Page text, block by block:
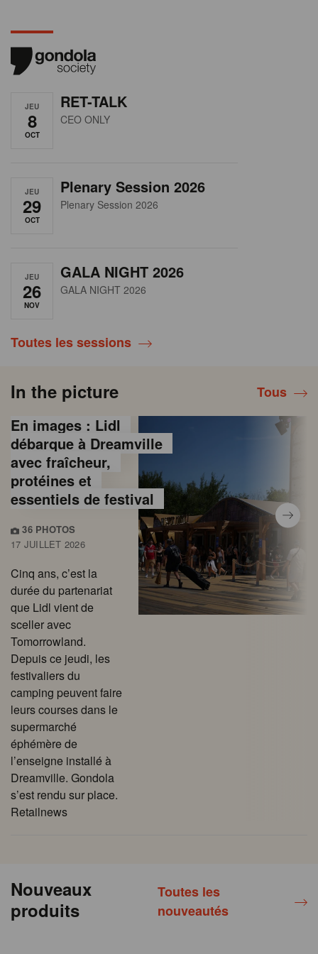
JEU
8
OCT
RET-TALK
CEO ONLY
JEU
29
OCT
Plenary Session 2026
Plenary Session 2026
JEU
26
NOV
GALA NIGHT 2026
GALA NIGHT 2026
Toutes les sessions
In the picture Tous
En images : Lidl
débarque à Dreamville
avec fraîcheur,
protéines et
essentiels de festival
36 PHOTOS
17 JUILLET 2026
Cinq ans, c’est la
durée du partenariat
que Lidl vient de
sceller avec
Tomorrowland.
Depuis ce jeudi, les
festivaliers du
camping peuvent faire
leurs courses dans le
supermarché
éphémère de
l’enseigne installé à
Dreamville. Gondola
s’est rendu sur place.
Retailnews
Nouveaux
produits
Toutes les
nouveautés